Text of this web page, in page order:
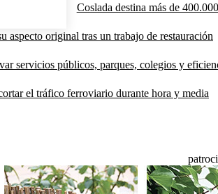
Coslada destina más de
aspecto original tras un trabajo de restauración
servicios públicos, parques, colegios y
el tráfico ferroviario durante hora y media